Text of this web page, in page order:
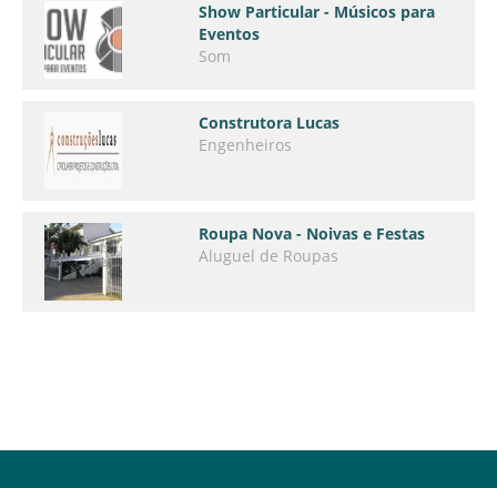
Show Particular - Músicos para
Eventos
Som
Construtora Lucas
Engenheiros
Roupa Nova - Noivas e Festas
Aluguel de Roupas